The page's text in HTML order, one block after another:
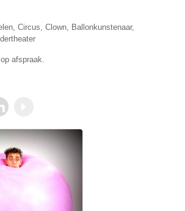
Circus, Clown, Ballonkunstenaar,
afspraak.